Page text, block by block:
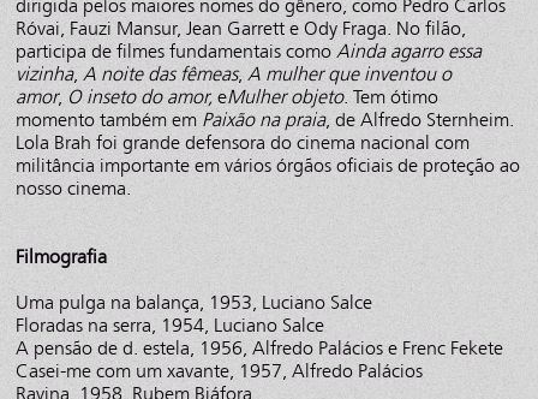
dirigida pelos maiores nomes do gênero, como Pedro Carlos
Róvai, Fauzi Mansur, Jean Garrett e Ody Fraga. No filão,
participa de filmes fundamentais como Ainda agarro essa
vizinha,A noite das fêmeas, A mulher que inventou o
amor, O inseto do amor, eMulher objeto. Tem ótimo
momento também em Paixão na praia, de Alfredo Sternheim.
Lola Brah foi grande defensora do cinema nacional com
militância importante em vários órgãos oficiais de proteção ao
nosso cinema.
Filmografia
Uma pulga na balança, 1953, Luciano Salce
Floradas na serra, 1954, Luciano Salce
A pensão de d. estela, 1956, Alfredo Palácios e Frenc Fekete
Casei-me com um xavante, 1957, Alfredo Palácios
Ravina, 1958, Rubem Biáfora